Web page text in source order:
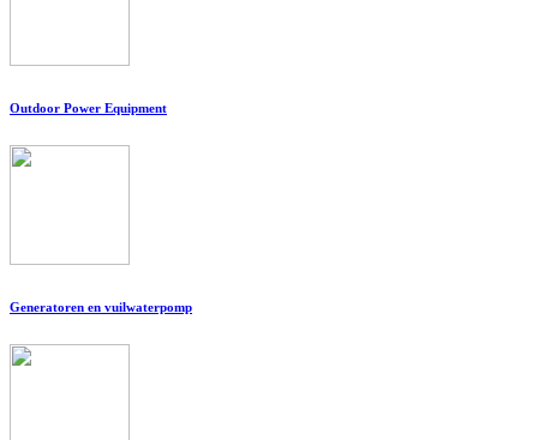
Outdoor Power Equipment
Generatoren en vuilwaterpomp